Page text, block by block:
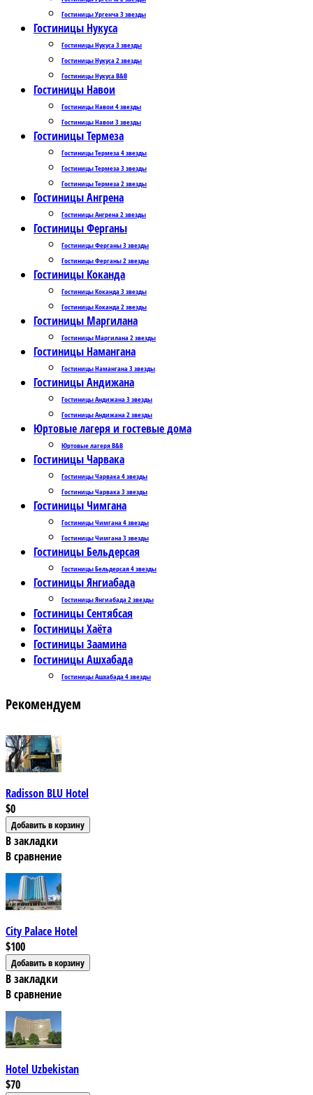
Гостиницы Ургенча 3 звезды
Гостиницы Нукуса
Гостиницы Нукуса 3 звезды
Гостиницы Нукуса 2 звезды
Гостиницы Нукуса B&B
Гостиницы Навои
Гостиницы Навои 4 звезды
Гостиницы Навои 3 звезды
Гостиницы Термеза
Гостиницы Термеза 4 звезды
Гостиницы Термеза 3 звезды
Гостиницы Термеза 2 звезды
Гостиницы Ангрена
Гостиницы Ангрена 2 звезды
Гостиницы Ферганы
Гостиницы Ферганы 3 звезды
Гостиницы Ферганы 2 звезды
Гостиницы Коканда
Гостиницы Коканда 3 звезды
Гостиницы Коканда 2 звезды
Гостиницы Маргилана
Гостиницы Маргилана 2 звезды
Гостиницы Намангана
Гостиницы Намангана 3 звезды
Гостиницы Андижана
Гостиницы Андижана 3 звезды
Гостиницы Андижана 2 звезды
Юртовые лагеря и гостевые дома
Юртовые лагеря B&B
Гостиницы Чарвака
Гостиницы Чарвака 4 звезды
Гостиницы Чарвака 3 звезды
Гостиницы Чимгана
Гостиницы Чимгана 4 звезды
Гостиницы Чимгана 3 звезды
Гостиницы Бельдерсая
Гостиницы Бельдерсая 4 звезды
Гостиницы Янгиабада
Гостиницы Янгиабада 2 звезды
Гостиницы Сентябсая
Гостиницы Хаёта
Гостиницы Заамина
Гостиницы Ашхабада
Гостиницы Ашхабада 4 звезды
Рекомендуем
Radisson BLU Hotel
$0
В закладки
В сравнение
City Palace Hotel
$100
В закладки
В сравнение
Hotel Uzbekistan
$70